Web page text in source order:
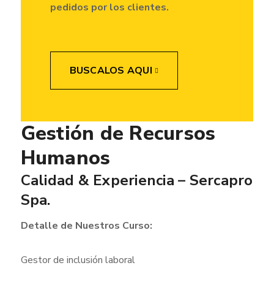
pedidos por los clientes.
BUSCALOS AQUI
Gestión de Recursos
Humanos
Calidad & Experiencia – Sercapro
Spa.
Detalle de Nuestros Curso:
Gestor de inclusión laboral